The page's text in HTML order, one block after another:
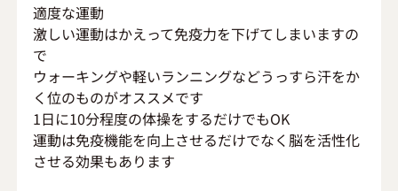
適度な運動
激しい運動はかえって免疫力を下げてしまいますの
で
ウォーキングや軽いランニングなどうっすら汗をか
く位のものがオススメです
1日に10分程度の体操をするだけでもOK
運動は免疫機能を向上させるだけでなく脳を活性化
させる効果もあります